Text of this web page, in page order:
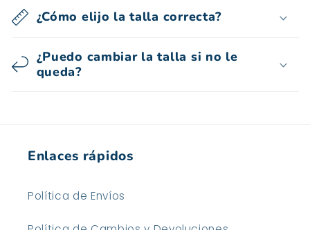
¿Cómo elijo la talla correcta?
¿Puedo cambiar la talla si no le
queda?
Enlaces rápidos
Política de Envíos